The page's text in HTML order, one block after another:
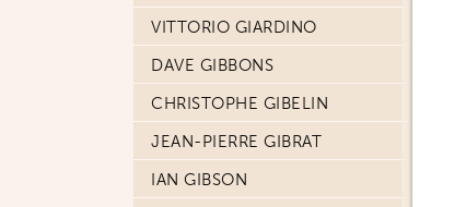
VITTORIO GIARDINO
DAVE GIBBONS
CHRISTOPHE GIBELIN
JEAN-PIERRE GIBRAT
IAN GIBSON